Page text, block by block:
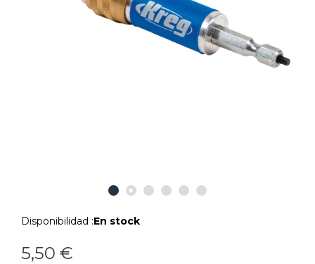
Disponibilidad :En stock
5,50 €